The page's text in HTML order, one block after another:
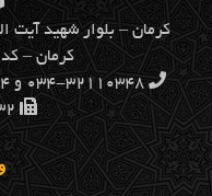
كرمان – بلوار شهيد
كرمان – کدپستی
۰۳۴-۳۲۱۱۰۳۴۸ و ۰۳۴-۳۲۱۱۷۷۴۶ ۰۳۴-۳۲۱۱۷۷۴۷
۰۳۴-۳۲۱۱۷۷۳۲